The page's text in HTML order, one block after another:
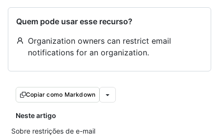
Quem pode usar esse recurso?
Organization owners can restrict email
notifications for an organization.
Copiar como Markdown
Neste artigo
Sobre restrições de e-mail